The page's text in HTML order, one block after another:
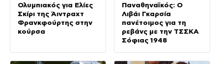
Ολυμπιακός για Ελίες
Σκίρι της Άιντραχτ
Φρανκφούρτης στην
κούρσα
Παναθηναϊκός: Ο
Λιβάι Γκαρσία
πανέτοιμος για τη
ρεβάνς με την ΤΣΣΚΑ
Σόφιας 1948